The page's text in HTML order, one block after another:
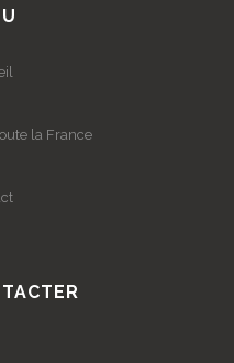
la France